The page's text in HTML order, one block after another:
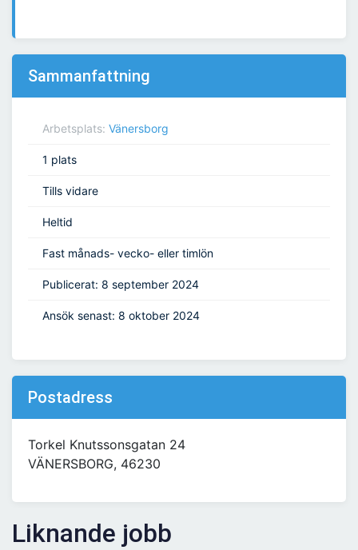
Sammanfattning
Arbetsplats: Vänersborg
1 plats
Tills vidare
Heltid
Fast månads- vecko- eller timlön
Publicerat: 8 september 2024
Ansök senast: 8 oktober 2024
Postadress
Torkel Knutssonsgatan 24
VÄNERSBORG, 46230
Liknande jobb